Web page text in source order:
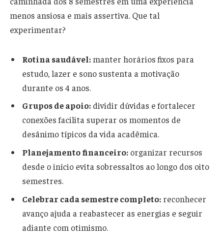
menos ansiosa e mais assertiva. Que tal
experimentar?
Rotina saudável:manter horários fixos para
estudo, lazer e sono sustenta a motivação
durante os 4 anos.
Grupos de apoio: dividir dúvidas e fortalecer
conexões facilita superar os momentos de
desânimo típicos da vida acadêmica.
Planejamento financeiro: organizar recursos
desde o início evita sobressaltos ao longo dos oito
semestres.
Celebrar cada semestre completo: reconhecer
avanço ajuda a reabastecer as energias e seguir
adiante com otimismo.